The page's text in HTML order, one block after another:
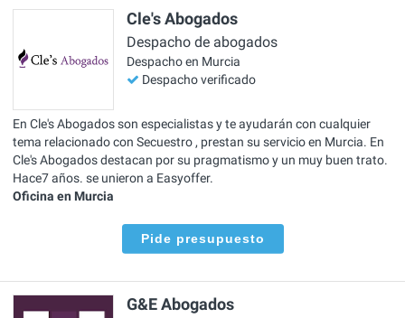
Cle's Abogados
Despacho de abogados
Despacho en Murcia
Despacho verificado
En Cle's Abogados son especialistas y te ayudarán con cualquier
tema relacionado con Secuestro , prestan su servicio en Murcia. En
Cle's Abogados destacan por su pragmatismo y un muy buen trato.
Hace7 años. se unieron a Easyoffer.
Oficina en Murcia
Pide presupuesto
G&E Abogados